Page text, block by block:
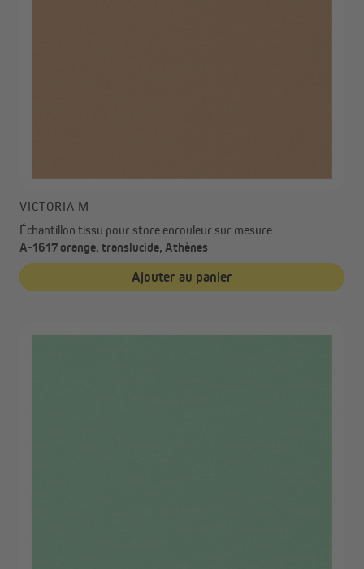
VICTORIA M
Échantillon tissu pour store enrouleur sur mesure
A-1617 orange, translucide, Athènes
Ajouter au panier